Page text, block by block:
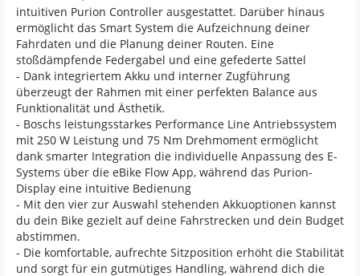
intuitiven Purion Controller ausgestattet. Darüber hinaus
ermöglicht das Smart System die Aufzeichnung deiner
Fahrdaten und die Planung deiner Routen. Eine
stoßdämpfende Federgabel und eine gefederte Sattel
- Dank integriertem Akku und interner Zugführung
überzeugt der Rahmen mit einer perfekten Balance aus
Funktionalität und Ästhetik.
- Boschs leistungsstarkes Performance Line Antriebssystem
mit 250 W Leistung und 75 Nm Drehmoment ermöglicht
dank smarter Integration die individuelle Anpassung des E-
Systems über die eBike Flow App, während das Purion-
Display eine intuitive Bedienung
- Mit den vier zur Auswahl stehenden Akkuoptionen kannst
du dein Bike gezielt auf deine Fahrstrecken und dein Budget
abstimmen.
- Die komfortable, aufrechte Sitzposition erhöht die Stabilität
und sorgt für ein gutmütiges Handling, während dich die